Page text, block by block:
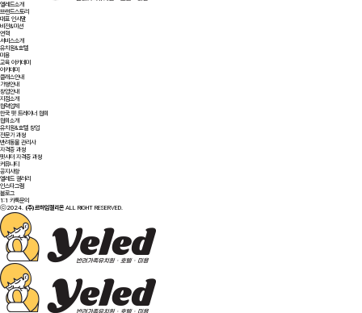
옐레드소개
브랜드스토리
대표 인사말
비전&미션
연혁
서비스소개
유치원&호텔
미용
교육 아카데미
아카데미
클래스안내
가맹안내
창업안내
지점소개
협력업체
한국 펫 트레이너 협회
협회소개
유치원&호텔 창업
전문가 과정
반려동물 관리사
자격증 과정
펫시터 자격증 과정
커뮤니티
공지사항
옐레드 갤러리
인스타그램
블로그
1:1 카톡문의
ⓒ2024. (주)르하임겔리온 ALL RIGHT RESERVED.